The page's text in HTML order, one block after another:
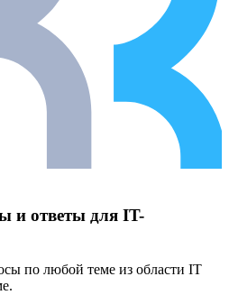
и ответы для IT-
по любой теме из области IT